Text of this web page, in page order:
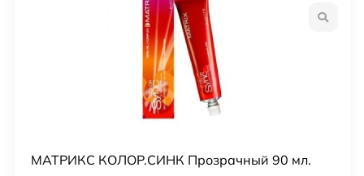
МАТРИКС КОЛОР.СИНК Прозрачный 90 мл.